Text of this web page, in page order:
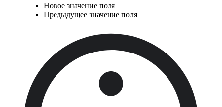
Новое значение поля
Предыдущее значение поля